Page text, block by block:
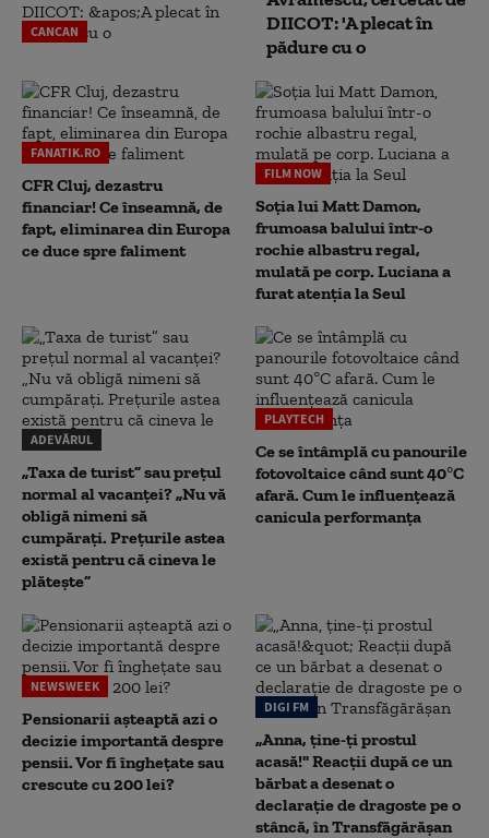
CANCAN
DIICOT: 'A plecat în
pădure cu o
FANATIK.RO
CFR Cluj, dezastru
financiar! Ce înseamnă, de
fapt, eliminarea din Europa
ce duce spre faliment
FILM NOW
Soția lui Matt Damon,
frumoasa balului într-o
rochie albastru regal,
mulată pe corp. Luciana a
furat atenția la Seul
ADEVĂRUL
„Taxa de turist” sau prețul
normal al vacanței? „Nu vă
obligă nimeni să
cumpărați. Prețurile astea
există pentru că cineva le
plătește”
PLAYTECH
Ce se întâmplă cu panourile
fotovoltaice când sunt 40°C
afară. Cum le influențează
canicula performanța
NEWSWEEK
Pensionarii așteaptă azi o
decizie importantă despre
pensii. Vor fi înghețate sau
crescute cu 200 lei?
DIGI FM
„Anna, ţine-ţi prostul
acasă!" Reacţii după ce un
bărbat a desenat o
declaraţie de dragoste pe o
stâncă, în Transfăgărăşan